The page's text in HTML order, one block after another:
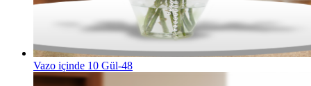
Vazo içinde 10 Gül-48